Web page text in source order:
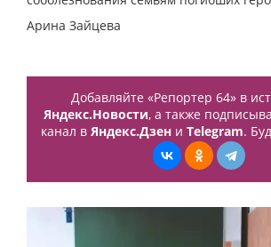
Арина Зайцева
Добавляйте «Репортер 64» в
Яндекс.Новости, а также
канал в Яндекс.Дзени Telegram.